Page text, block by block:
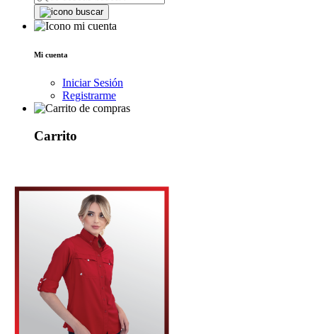
Mi cuenta
Iniciar Sesión
Registrarme
Carrito